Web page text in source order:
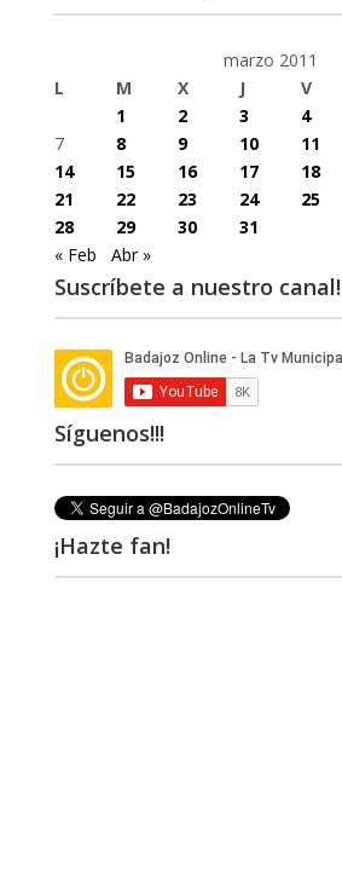
marzo 2011
L
M X J V
1
2 3 4
7
8 9 10 11
14
15 16 17 18
21
22 23 24 25
28
29 30
31
« Feb
Abr »
Suscríbete a nuestro canal!
Síguenos!!!
¡Hazte fan!